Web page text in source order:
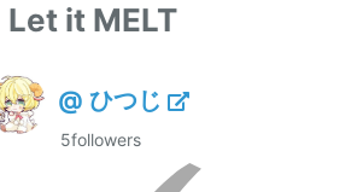
Let it MELT
@ ひつじ
5followers